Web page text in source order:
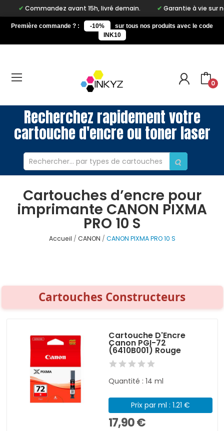
Commandez avant 15h, livré demain. Garantie à vie sur
Première commande ? : -10%
sur tous nos produits avec le code
INK10
0
Recherchez rapidement votre
cartouche d'encre ou toner laser
Cartouches d’encre pour
imprimante CANON PIXMA
PRO 10 S
Accueil CANON CANON PIXMA PRO 10 S
Cartouches Constructeurs
Cartouche D'Encre
Canon PGI-72
(6410B001) Rouge
Quantité : 14 ml
Prix par ml : 1.21 €
17,90 €